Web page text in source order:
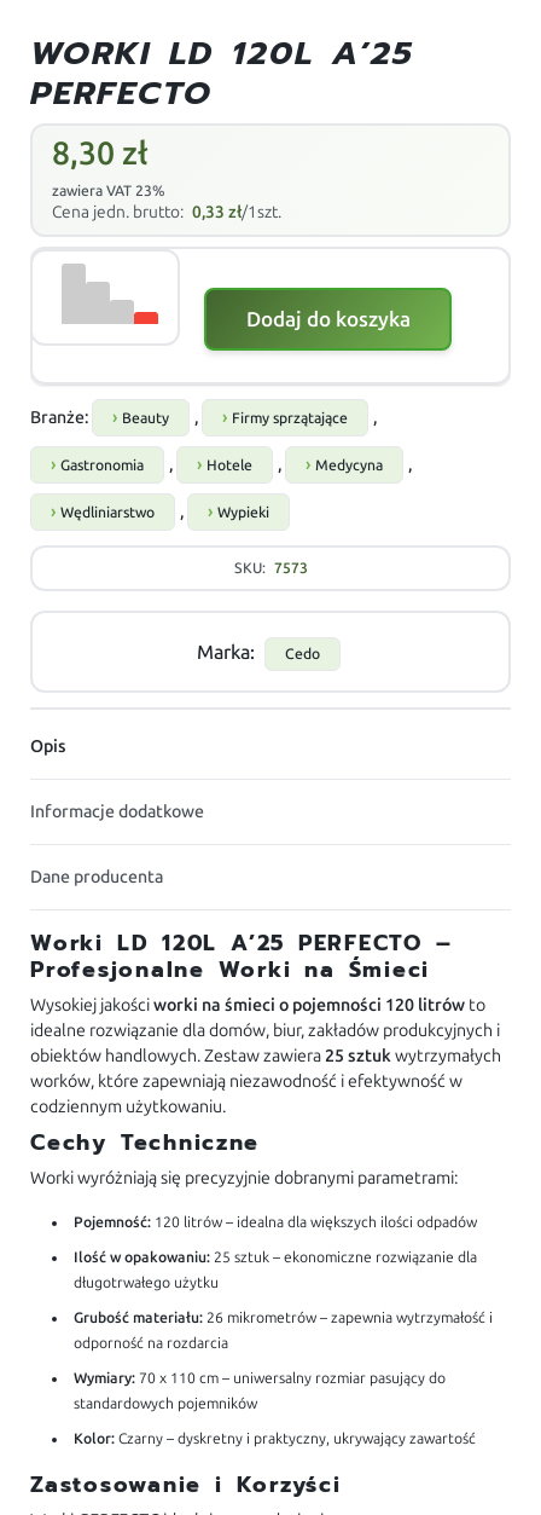
WORKI LD 120L A’25
PERFECTO
8,30 zł
zawiera VAT 23%
Cena jedn. brutto: 0,33zł/1szt.
Dodaj do koszyka
Branże: Beauty , Firmy sprzątające ,
Gastronomia , Hotele , Medycyna ,
Wędliniarstwo , Wypieki
SKU: 7573
Marka: Cedo
Opis
Informacje dodatkowe
Dane producenta
Worki LD 120L A’25 PERFECTO –
Profesjonalne Worki na Śmieci
Wysokiej jakościworki na śmieci o pojemności 120 litrów to
idealne rozwiązanie dla domów, biur, zakładów produkcyjnych i
obiektów handlowych. Zestaw zawiera25 sztukwytrzymałych
worków, które zapewniają niezawodność i efektywność w
codziennym użytkowaniu.
Cechy Techniczne
Worki wyróżniają się precyzyjnie dobranymi parametrami:
Pojemność: 120 litrów – idealna dla większych ilości odpadów
Ilość w opakowaniu: 25 sztuk – ekonomiczne rozwiązanie dla
długotrwałego użytku
Grubość materiału: 26 mikrometrów – zapewnia wytrzymałość i
odporność na rozdarcia
Wymiary: 70 x 110 cm – uniwersalny rozmiar pasujący do
standardowych pojemników
Kolor: Czarny – dyskretny i praktyczny, ukrywający zawartość
Zastosowanie i Korzyści